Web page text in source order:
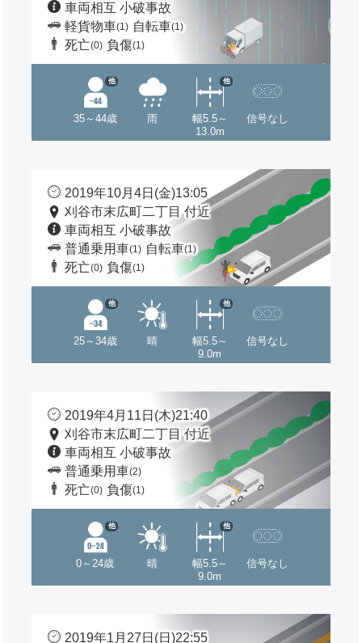
車両相互 小破事故
軽貨物車(1) 自転車(1)
死亡(0) 負傷(1)
35～44歳
他
雨
幅5.5～
13.0m
他
信号なし
2019年10月4日(金)13:05
刈谷市末広町二丁目 付近
車両相互 小破事故
普通乗用車(1) 自転車(1)
死亡(0) 負傷(1)
25～34歳
他
晴
幅5.5～
9.0m
他
信号なし
2019年4月11日(木)21:40
刈谷市末広町二丁目 付近
車両相互 小破事故
普通乗用車(2)
死亡(0) 負傷(1)
0～24歳
他
晴
幅5.5～
9.0m
他
信号なし
2019年1月27日(日)22:55